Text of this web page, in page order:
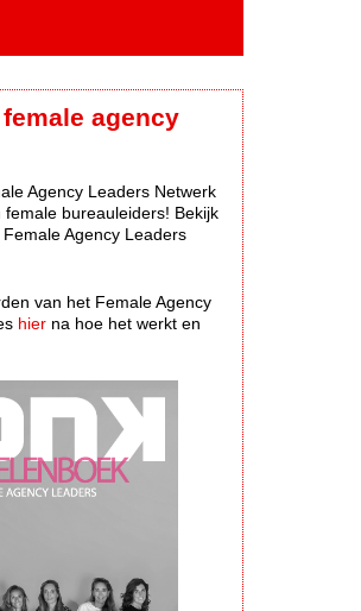
agency
Agency Leaders Netwerk
bureauleiders! Bekijk
Agency Leaders
van het Female Agency
hier na hoe het werkt en